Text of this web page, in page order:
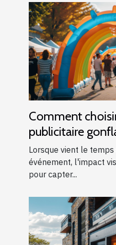
Comment
publicitaire
vos événements
Lorsque vient le
événement, l'impact
pour capter...